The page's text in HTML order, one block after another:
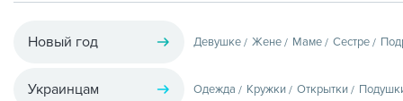
Новый год Девушке Жене Маме Сестре
Украинцам Одежда Кружки Открытки